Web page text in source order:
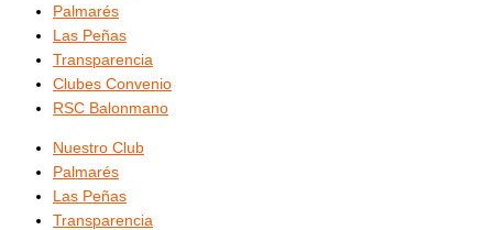
Palmarés
Las Peñas
Transparencia
Clubes Convenio
RSC Balonmano
Nuestro Club
Palmarés
Las Peñas
Transparencia